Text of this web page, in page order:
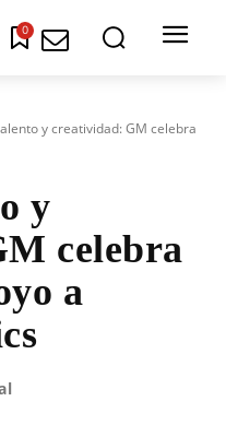
0
y creatividad: GM celebra
y
celebra
a